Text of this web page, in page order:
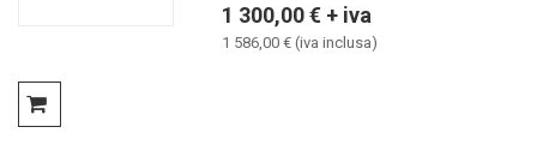
1 300,00 € + iva
1 586,00 € (iva inclusa)